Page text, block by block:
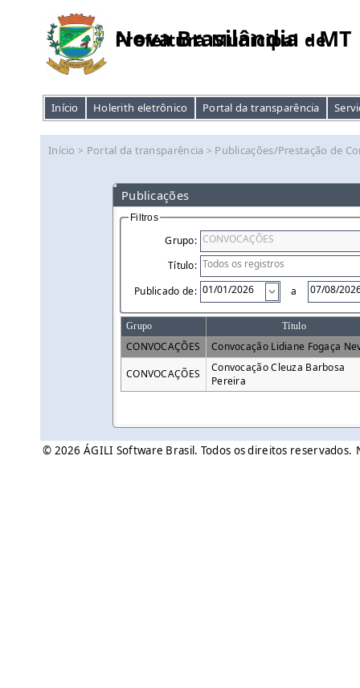
Prefeitura Municipal de
Nova Brasilândia - MT
Início Holerith eletrônico Portal da transparência
Início > Portal da transparência > Publicações/Prestação de
Publicações
Filtros
Grupo:
Título:
Publicado de:
a
Grupo Título
CONVOCAÇÕES
Convocação Lidiane Fogaça
CONVOCAÇÕES
Convocação Cleuza Barbosa
Pereira
© 2026 ÁGILI Software Brasil. Todos os direitos reservados.